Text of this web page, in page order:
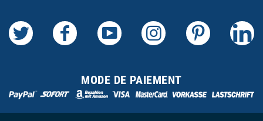
MODE DE PAIEMENT